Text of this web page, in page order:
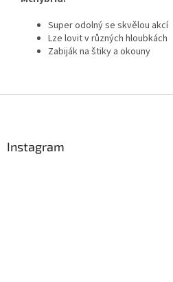
Super odolný se skvělou akcí
Lze lovit v různých hloubkách
Zabiják na štiky a okouny
Instagram